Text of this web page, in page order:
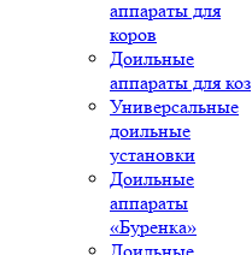
аппараты для
коров
Доильные
аппараты для коз
Универсальные
доильные
установки
Доильные
аппараты
«Буренка»